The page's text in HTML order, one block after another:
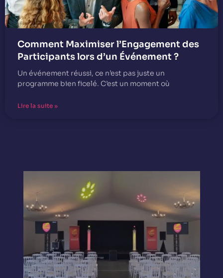
Comment Maximiser l’Engagement des
Participants lors d’un Événement ?
Un événement réussi, ce n’est pas juste un
programme bien ficelé. C’est un moment où
Lire la suite »